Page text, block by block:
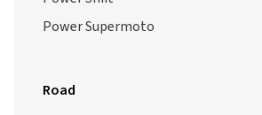
Power Supermoto
Road